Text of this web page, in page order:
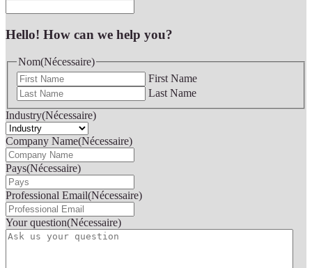
Hello! How can we help you?
Nom(Nécessaire)
First Name
Last Name
Industry(Nécessaire)
Company Name(Nécessaire)
Pays(Nécessaire)
Professional Email(Nécessaire)
Your question(Nécessaire)